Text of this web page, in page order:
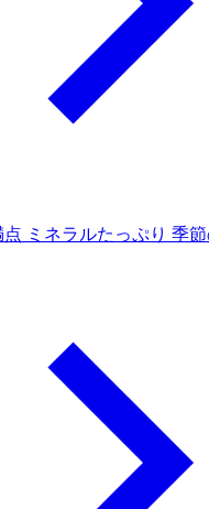
ミネラルたっぷり 季